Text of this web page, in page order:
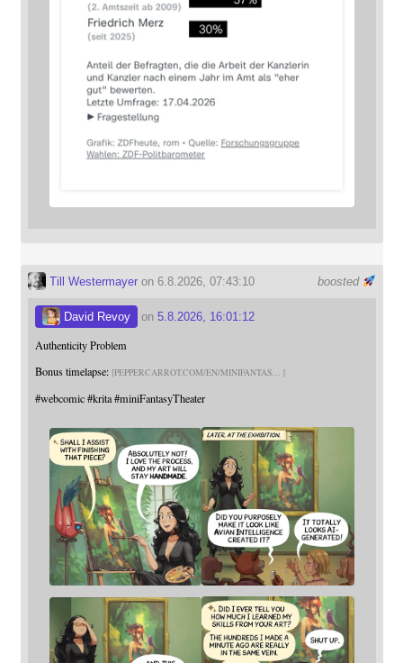
boosted
Till Westermayeron 6.8.2026, 07:43:10
David Revoy on 5.8.2026, 16:01:12
Authenticity Problem
Bonus timelapse: PEPPERCARROT.COM/EN/MINIFANTAS
#webcomic #krita #miniFantasyTheater